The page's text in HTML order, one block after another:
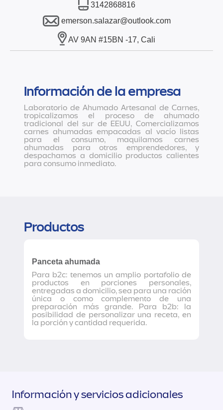
3142868816
emerson.salazar@outlook.com
AV 9AN #15BN -17, Cali
Información de la empresa
Laboratorio de Ahumado Artesanal de Carnes,
tropicalizamos el proceso de ahumado
tradicional del sur de EEUU, Comercializamos
carnes ahumadas empacadas al vacío listas
para el consumo, maquilamos carnes
ahumadas para otros emprendedores, y
despachamos a domicilio productos calientes
para consumo inmediato.
Productos
Panceta ahumada
Para b2c: tenemos un amplio portafolio de
productos en porciones personales,
entregadas a domicilio, sea para una ración
única o como complemento de una
preparación más grande. Para b2b: la
posibilidad de personalizar una receta, en
la porción y cantidad requerida.
Información y servicios adicionales